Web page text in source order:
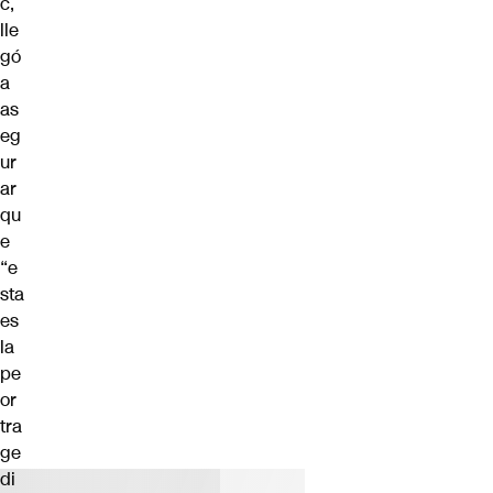
lle
gó
a
as
eg
ur
ar
qu
e
“e
sta
es
la
pe
or
tra
ge
di